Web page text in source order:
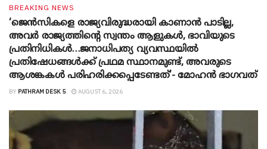
BREAKING NEWS
‘ജെൻസികളെ രാജ്യവിരുദ്ധരായി കാണാൻ പാടില്ല,
അവർ രാജ്യത്തിന്റെ സ്വന്തം ആളുകൾ, ഭാവിയുടെ
പ്രതിനിധികൾ…ജനാധിപത്യ വ്യവസ്ഥയിൽ
പ്രതിഷേധങ്ങൾക്ക് പ്രഥമ സ്ഥാനമുണ്ട്, അവരുടെ
ആശങ്കകൾ പരിഹരിക്കപ്പെടേണ്ടത്’- മോഹൻ ഭാ​ഗവത്
BY PATHRAM DESK 5 AUGUST 6, 2026